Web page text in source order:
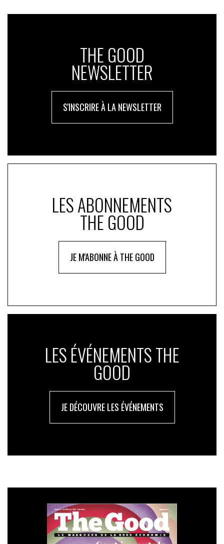
THE GOOD
NEWSLETTER
S'INSCRIRE À LA NEWSLETTER
LES ABONNEMENTS
THE GOOD
JE M'ABONNE À THE GOOD
LES ÉVÉNEMENTS THE
GOOD
JE DÉCOUVRE LES ÉVÉNEMENTS